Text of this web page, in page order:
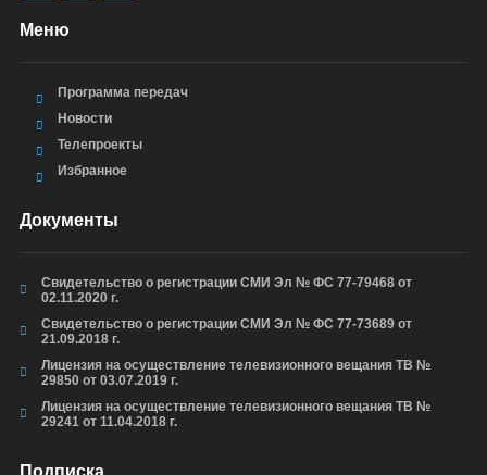
Меню
Программа передач
Новости
Телепроекты
Избранное
Документы
Свидетельство о регистрации СМИ Эл № ФС 77-79468 от
02.11.2020 г.
Свидетельство о регистрации СМИ Эл № ФС 77-73689 от
21.09.2018 г.
Лицензия на осуществление телевизионного вещания ТВ №
29850 от 03.07.2019 г.
Лицензия на осуществление телевизионного вещания ТВ №
29241 от 11.04.2018 г.
Подписка